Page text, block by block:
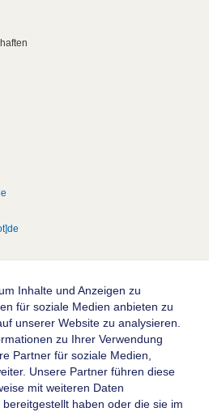
Inhalte und Anzeigen zu
für soziale Medien anbieten zu
unserer Website zu analysieren.
zu Ihrer Verwendung
Partner für soziale Medien,
Unsere Partner führen diese
mit weiteren Daten
haben oder die sie im